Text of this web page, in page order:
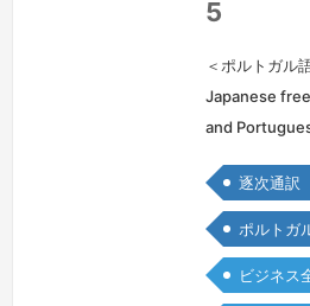
5
＜ポルトガル
Japanese
and
industry for
experiences
きを見る »
逐次通訳
ポルトガ
ビジネス